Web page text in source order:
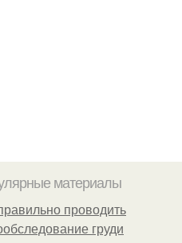
материалы
проводить
груди